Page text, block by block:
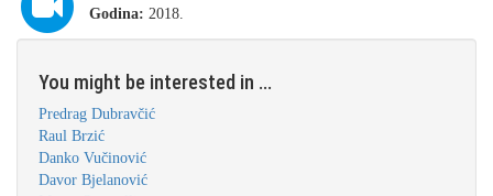
Godina: 2018.
You might be interested in ...
Predrag Dubravčić
Raul Brzić
Danko Vučinović
Davor Bjelanović